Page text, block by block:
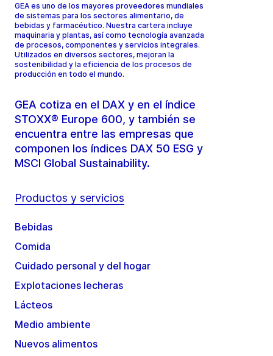
GEA es uno de los mayores proveedores mundiales
de sistemas para los sectores alimentario, de
bebidas y farmacéutico. Nuestra cartera incluye
maquinaria y plantas, así como tecnología avanzada
de procesos, componentes y servicios integrales.
Utilizados en diversos sectores, mejoran la
sostenibilidad y la eficiencia de los procesos de
producción en todo el mundo.
GEA cotiza en el DAX y en el índice
STOXX® Europe 600, y también se
encuentra entre las empresas que
componen los índices DAX 50 ESG y
MSCI Global Sustainability.
Productos y servicios
Bebidas
Comida
Cuidado personal y del hogar
Explotaciones lecheras
Lácteos
Medio ambiente
Nuevos alimentos